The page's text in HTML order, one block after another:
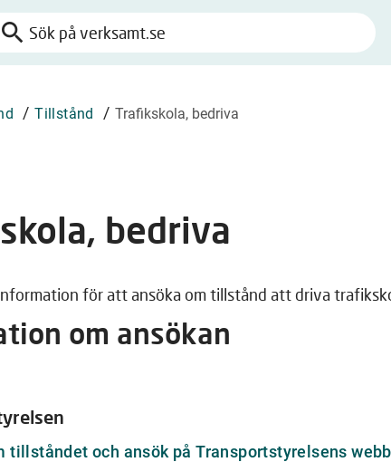
search
Sök
på
/ Tillstånd / Trafikskola, bedriva
bedriva
för att ansöka om tillstånd att driva
om ansökan
tillståndet och ansök på Transportstyrelsens